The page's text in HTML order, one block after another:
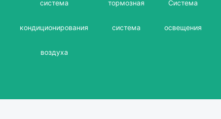
система
кондиционирования
воздуха
тормозная
система
Система
освещения